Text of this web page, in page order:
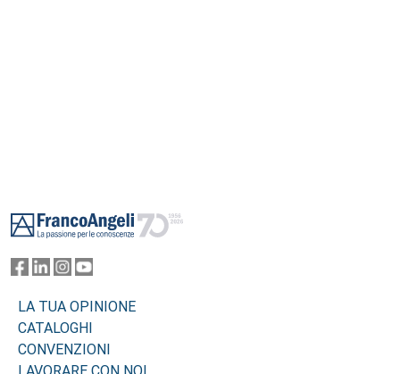
LA TUA OPINIONE
CATALOGHI
CONVENZIONI